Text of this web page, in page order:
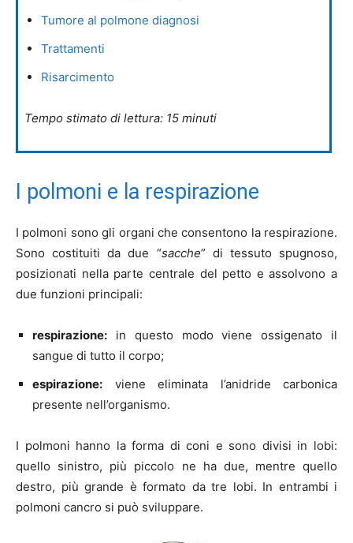
Tumore al polmone diagnosi
Trattamenti
Risarcimento
Tempo stimato di lettura: 15 minuti
I polmoni e la respirazione
I polmoni sono gli organi che consentono la respirazione.
Sono costituiti da due “sacche” di tessuto spugnoso,
posizionati nella parte centrale del petto e assolvono a
due funzioni principali:
respirazione: in questo modo viene ossigenato il
sangue di tutto il corpo;
espirazione: viene eliminata l’anidride carbonica
presente nell’organismo.
I polmoni hanno la forma di coni e sono divisi in lobi:
quello sinistro, più piccolo ne ha due, mentre quello
destro, più grande è formato da tre lobi. In entrambi i
polmoni cancro si può sviluppare.